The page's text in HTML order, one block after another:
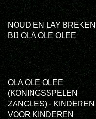
NOUD EN LAY
BIJ OLA OLE OLEE
OLA OLE OLEE
(KONINGSSPELEN
ZANGLES) - KINDEREN
VOOR KINDEREN